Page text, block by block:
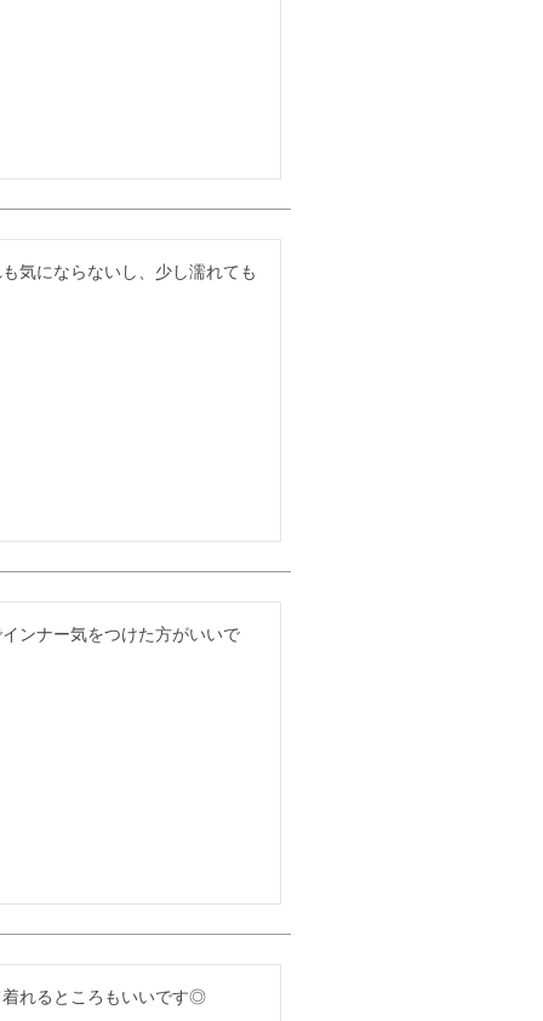
気にならないし、少し濡れても
ンナー気をつけた方がいいで
着れるところもいいです◎